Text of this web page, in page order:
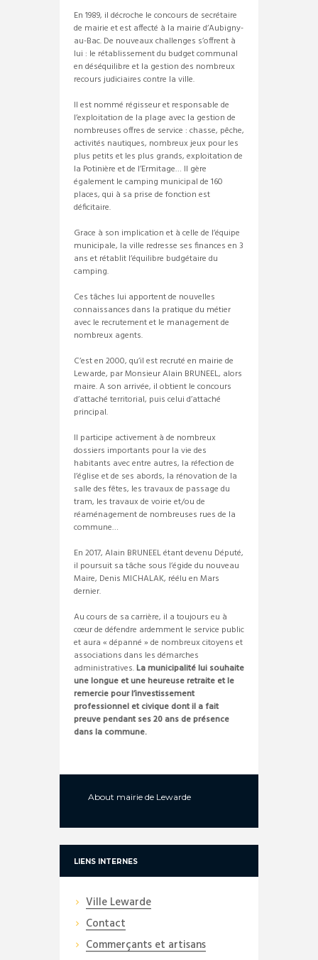
En 1989, il décroche le concours de secrétaire
de mairie et est affecté à la mairie d’Aubigny-
au-Bac. De nouveaux challenges s’offrent à
lui : le rétablissement du budget communal
en déséquilibre et la gestion des nombreux
recours judiciaires contre la ville.
Il est nommé régisseur et responsable de
l’exploitation de la plage avec la gestion de
nombreuses offres de service : chasse, pêche,
activités nautiques, nombreux jeux pour les
plus petits et les plus grands, exploitation de
la Potinière et de l’Ermitage… Il gère
également le camping municipal de 160
places, qui à sa prise de fonction est
déficitaire.
Grace à son implication et à celle de l’équipe
municipale, la ville redresse ses finances en 3
ans et rétablit l’équilibre budgétaire du
camping.
Ces tâches lui apportent de nouvelles
connaissances dans la pratique du métier
avec le recrutement et le management de
nombreux agents.
C’est en 2000, qu’il est recruté en mairie de
Lewarde, par Monsieur Alain BRUNEEL, alors
maire. A son arrivée, il obtient le concours
d’attaché territorial, puis celui d’attaché
principal.
Il participe activement à de nombreux
dossiers importants pour la vie des
habitants avec entre autres, la réfection de
l’église et de ses abords, la rénovation de la
salle des fêtes, les travaux de passage du
tram, les travaux de voirie et/ou de
réaménagement de nombreuses rues de la
commune…
En 2017, Alain BRUNEEL étant devenu Député,
il poursuit sa tâche sous l’égide du nouveau
Maire, Denis MICHALAK, réélu en Mars
dernier.
Au cours de sa carrière, il a toujours eu à
cœur de défendre ardemment le service public
et aura « dépanné » de nombreux citoyens et
associations dans les démarches
administratives.La municipalité lui souhaite
une longue et une heureuse retraite et le
remercie pour l’investissement
professionnel et civique dont il a fait
preuve pendant ses 20 ans de présence
dans la commune.
About mairie de Lewarde
LIENS INTERNES
Ville Lewarde
Contact
Commerçants et artisans